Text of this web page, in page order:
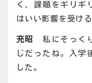
く、課題をギリギ
はいい影響を受け
充昭 私にそっく
じだったね。入学
した。